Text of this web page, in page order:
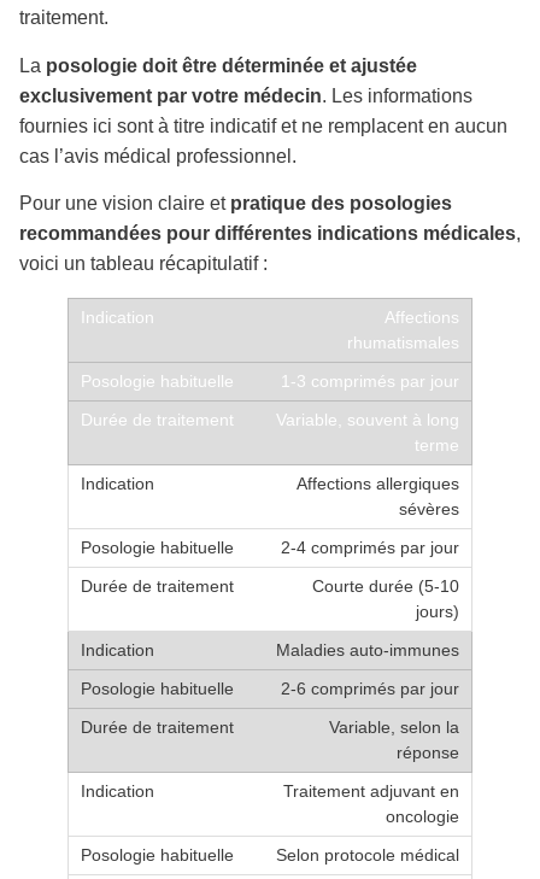
traitement.
La posologie doit être déterminée et ajustée
exclusivement par votre médecin. Les informations
fournies ici sont à titre indicatif et ne remplacent en aucun
cas l’avis médical professionnel.
Pour une vision claire et pratique des posologies
recommandées pour différentes indications médicales,
voici un tableau récapitulatif :
Affections
rhumatismales
1-3 comprimés par jour
Variable, souvent à long
terme
Affections allergiques
sévères
2-4 comprimés par jour
Courte durée (5-10
jours)
Maladies auto-immunes
2-6 comprimés par jour
Variable, selon la
réponse
Traitement adjuvant en
oncologie
Selon protocole médical